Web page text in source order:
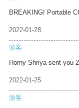
BREAKING! Portable
2022-01-28
游客
Horny Shriya sent you 2
2022-01-25
游客